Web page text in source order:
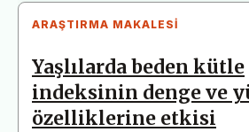
ARAŞTIRMA MAKALESI
Yaşlılarda beden kütle
indeksinin denge ve
özelliklerine etkisi